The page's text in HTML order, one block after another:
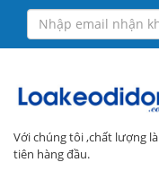
Với chúng tôi ,chất lượng
tiên hàng đầu.